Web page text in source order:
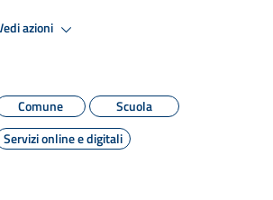
azioni
Comune
Scuola
Servizi online e digitali